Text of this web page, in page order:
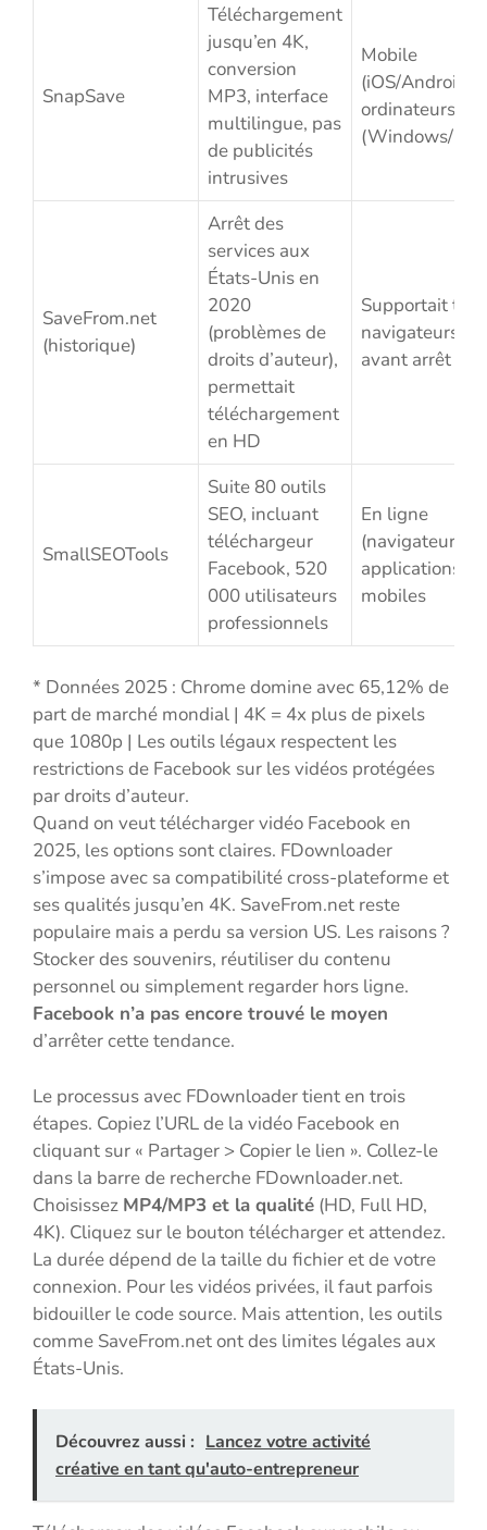
SnapSave
Téléchargement
jusqu’en 4K,
conversion
MP3, interface
multilingue, pas
de publicités
intrusives
Mobile
(iOS/Android)
ordinateurs
(Windows/
SaveFrom.net
(historique)
Arrêt des
services aux
États-Unis en
2020
(problèmes de
droits d’auteur),
permettait
téléchargement
en HD
Supportait tous
navigateurs
avant arrêt
SmallSEOTools
Suite 80 outils
SEO, incluant
téléchargeur
Facebook, 520
000 utilisateurs
professionnels
En ligne
(navigateurs)
applications
mobiles
* Données 2025 : Chrome domine avec 65,12% de
part de marché mondial | 4K = 4x plus de pixels
que 1080p | Les outils légaux respectent les
restrictions de Facebook sur les vidéos protégées
par droits d’auteur.
Quand on veut télécharger vidéo Facebook en
2025, les options sont claires. FDownloader
s’impose avec sa compatibilité cross-plateforme et
ses qualités jusqu’en 4K. SaveFrom.net reste
populaire mais a perdu sa version US. Les raisons ?
Stocker des souvenirs, réutiliser du contenu
personnel ou simplement regarder hors ligne.
Facebook n’a pas encore trouvé le moyen
d’arrêter cette tendance.
Le processus avec FDownloader tient en trois
étapes. Copiez l’URL de la vidéo Facebook en
cliquant sur « Partager > Copier le lien ». Collez-le
dans la barre de recherche FDownloader.net.
Choisissez MP4/MP3 et la qualité (HD, Full HD,
4K). Cliquez sur le bouton télécharger et attendez.
La durée dépend de la taille du fichier et de votre
connexion. Pour les vidéos privées, il faut parfois
bidouiller le code source. Mais attention, les outils
comme SaveFrom.net ont des limites légales aux
États-Unis.
Découvrez aussi : Lancez votre activité
créative en tant qu'auto-entrepreneur